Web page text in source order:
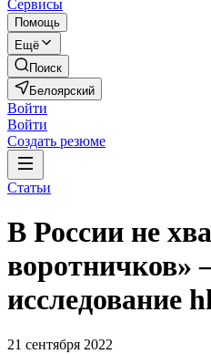
Сервисы
Помощь
Ещё
Поиск
Белоярский
Войти
Войти
Создать резюме
Статьи
В России не
воротничков»
исследование
21 сентября 2022